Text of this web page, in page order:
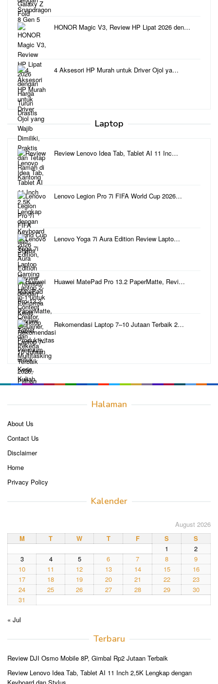
HONOR Magic V3, Review HP Lipat 2026 den…
4 Aksesori HP Murah untuk Driver Ojol ya…
Laptop
Review Lenovo Idea Tab, Tablet AI 11 Inc…
Lenovo Legion Pro 7i FIFA World Cup 2026…
Lenovo Yoga 7i Aura Edition Review Lapto…
Huawei MatePad Pro 13.2 PaperMatte, Revi…
Rekomendasi Laptop 7–10 Jutaan Terbaik 2…
Halaman
About Us
Contact Us
Disclaimer
Home
Privacy Policy
Kalender
August 2026
M
T W T F S
S
1
2
3
4 5 6 7 8
9
10
11 12 13 14 15
16
17
18 19 20 21 22
23
24
25 26 27 28 29
30
31
« Jul
Terbaru
Review DJI Osmo Mobile 8P, Gimbal Rp2 Jutaan Terbaik
Review Lenovo Idea Tab, Tablet AI 11 Inch 2,5K Lengkap dengan